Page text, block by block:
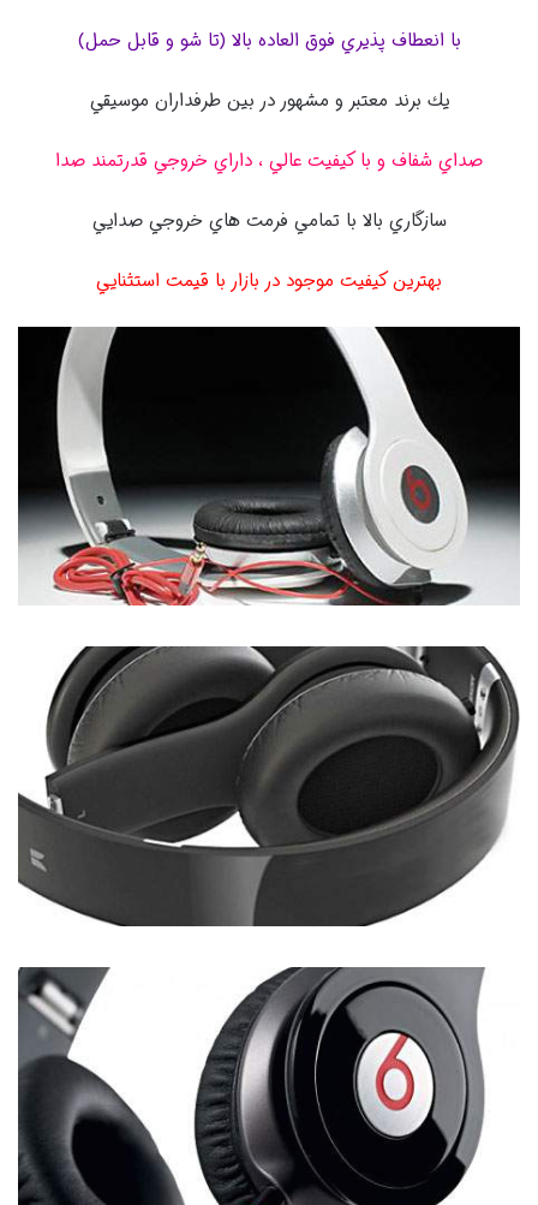
با انعطاف پذيري فوق العاده بالا (تا شو و قابل حمل)
يك برند معتبر و مشهور در بين طرفداران موسيقي
صداي شفاف و با كيفيت عالي ، داراي خروجي قدرتمند صدا
سازگاري بالا با تمامي فرمت هاي خروجي صدايي
بهترين كيفيت موجود در بازار با قيمت استثنايي